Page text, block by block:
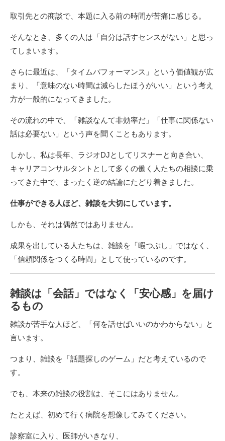
取引先との商談で、本題に入る前の時間が苦痛に感じる。
そんなとき、多くの人は「自分は話すセンスがない」と思っ
てしまいます。
さらに最近は、「タイムパフォーマンス」という価値観が広
まり、「意味のない時間は減らしたほうがいい」という考え
方が一般的になってきました。
その流れの中で、「雑談なんて非効率だ」「仕事に関係ない
話は必要ない」という声を聞くこともあります。
しかし、私は長年、ラジオDJとしてリスナーと向き合い、
キャリアコンサルタントとして多くの働く人たちの相談に乗
ってきた中で、まったく逆の結論にたどり着きました。
仕事ができる人ほど、雑談を大切にしています。
しかも、それは偶然ではありません。
成果を出している人たちは、雑談を「暇つぶし」ではなく、
「信頼関係をつくる時間」として使っているのです。
雑談は「会話」ではなく「安心感」を届け
るもの
雑談が苦手な人ほど、「何を話せばいいのかわからない」と
言います。
つまり、雑談を「話題探しのゲーム」だと考えているので
す。
でも、本来の雑談の役割は、そこにはありません。
たとえば、初めて行く病院を想像してみてください。
診察室に入り、医師がいきなり、